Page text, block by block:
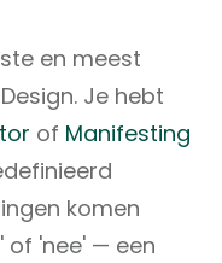
en meest
Je hebt
of Manifesting
komen
of 'nee' — een